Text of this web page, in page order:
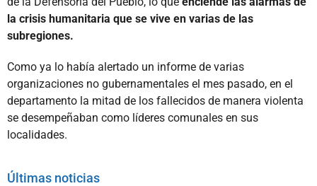
la crisis humanitaria que se vive en varias de las
subregiones.
Como ya lo había alertado un informe de varias
organizaciones no gubernamentales el mes pasado, en el
departamento la mitad de los fallecidos de manera violenta
se desempeñaban como líderes comunales en sus
localidades.
Últimas noticias